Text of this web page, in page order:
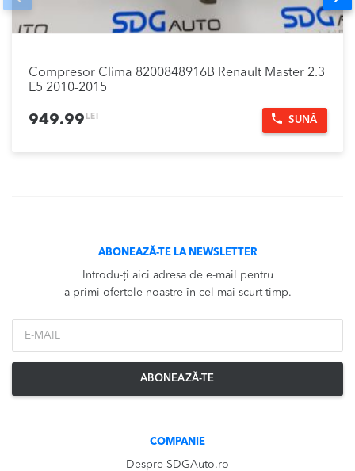
Compresor Clima 8200848916B Renault Master 2.3
E5 2010-2015
949.99 LEI SUNĂ
ABONEAZĂ-TE LA NEWSLETTER
Introdu-ți aici adresa de e-mail pentru
a primi ofertele noastre în cel mai scurt timp.
ABONEAZĂ-TE
COMPANIE
Despre SDGAuto.ro